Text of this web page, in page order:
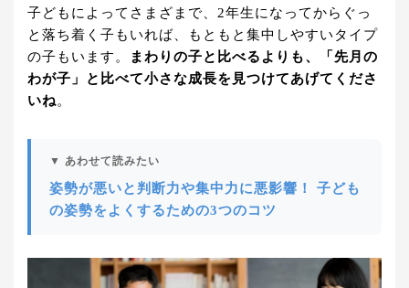
子どもによってさまざまで、2年生になってからぐっ
と落ち着く子もいれば、もともと集中しやすいタイプ
の子もいます。
まわりの子と比べるよりも、「先月の
わが子」と比べて小さな成長を見つけてあげてくださ
いね。
▼ あわせて読みたい
姿勢が悪いと判断力や集中力に悪影響！ 子ども
の姿勢をよくするための3つのコツ